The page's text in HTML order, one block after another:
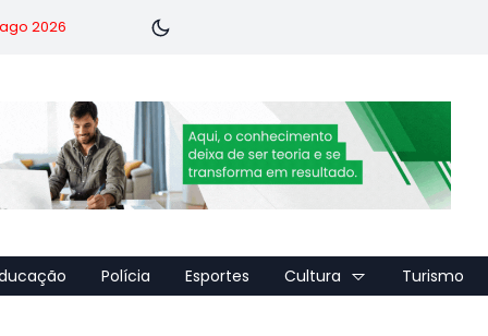
2026
Polícia Esportes Cultura Turismo